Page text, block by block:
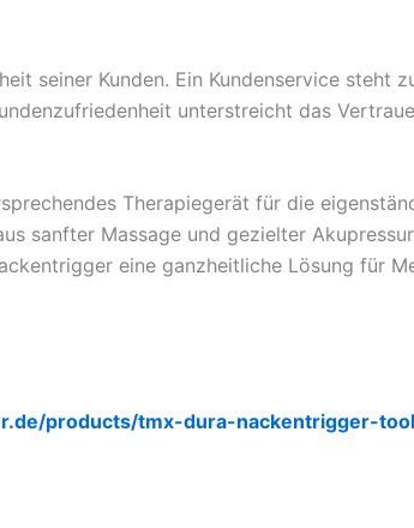
seiner Kunden. Ein Kundenservice steht
unterstreicht das
Therapiegerät für die
sanfter Massage und gezielter
eine ganzheitliche Lösung für
products/tmx-dura-nackentrigger-